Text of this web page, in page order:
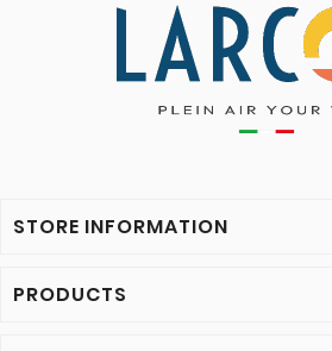
STORE INFORMATION
PRODUCTS